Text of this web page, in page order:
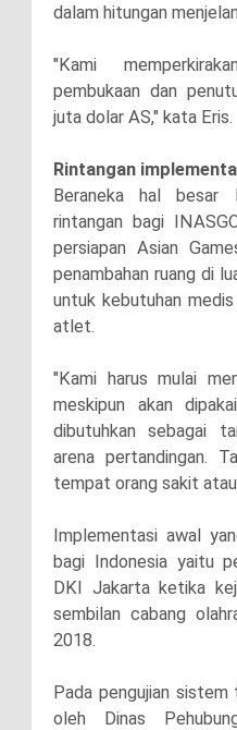
dalam hitungan
"Kami
pembukaan dan
juta dolar AS," kata Eris.
Rintangan
Beraneka hal besar
rintangan bagi
persiapan Asian
penambahan ruang di
untuk kebutuhan
atlet.
"Kami harus mulai
meskipun akan
dibutuhkan sebagai
arena pertandingan.
tempat orang sakit
Implementasi awal
bagi Indonesia yaitu
DKI Jakarta ketika
sembilan cabang
2018.
Pada pengujian sistem
oleh Dinas